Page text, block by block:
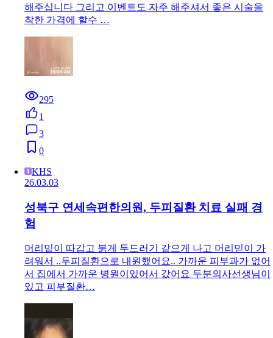
해주십니다 그리고 이벤트도 자주 해주셔서 좋은 시술을
착한 가격에 할수 …
295
1
3
0
KHS
26.03.03
성북구 연세속편한의원, 두피질환 치료 실패 경
험
머리밑이 따갑고 붉게 두드러기 같으게 나고 머리믿이 가
려워서 ..두피질환으로 내원했어요.. 가까운 피부과가 없어
서 집에서 가까운 병원이있어서 갔어요 두분의사선생님이
있고 피부질환…